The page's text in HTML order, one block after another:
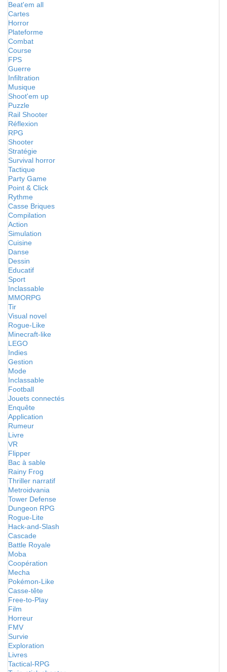
Beat'em all
Cartes
Horror
Plateforme
Combat
Course
FPS
Guerre
Infiltration
Musique
Shoot'em up
Puzzle
Rail Shooter
Réflexion
RPG
Shooter
Stratégie
Survival horror
Tactique
Party Game
Point & Click
Rythme
Casse Briques
Compilation
Action
Simulation
Cuisine
Danse
Dessin
Educatif
Sport
Inclassable
MMORPG
Tir
Visual novel
Rogue-Like
Minecraft-like
LEGO
Indies
Gestion
Mode
Inclassable
Football
Jouets connectés
Enquête
Application
Rumeur
Livre
VR
Flipper
Bac à sable
Rainy Frog
Thriller narratif
Metroidvania
Tower Defense
Dungeon RPG
Rogue-Lite
Hack-and-Slash
Cascade
Battle Royale
Moba
Coopération
Mecha
Pokémon-Like
Casse-tête
Free-to-Play
Film
Horreur
FMV
Survie
Exploration
Livres
Tactical-RPG